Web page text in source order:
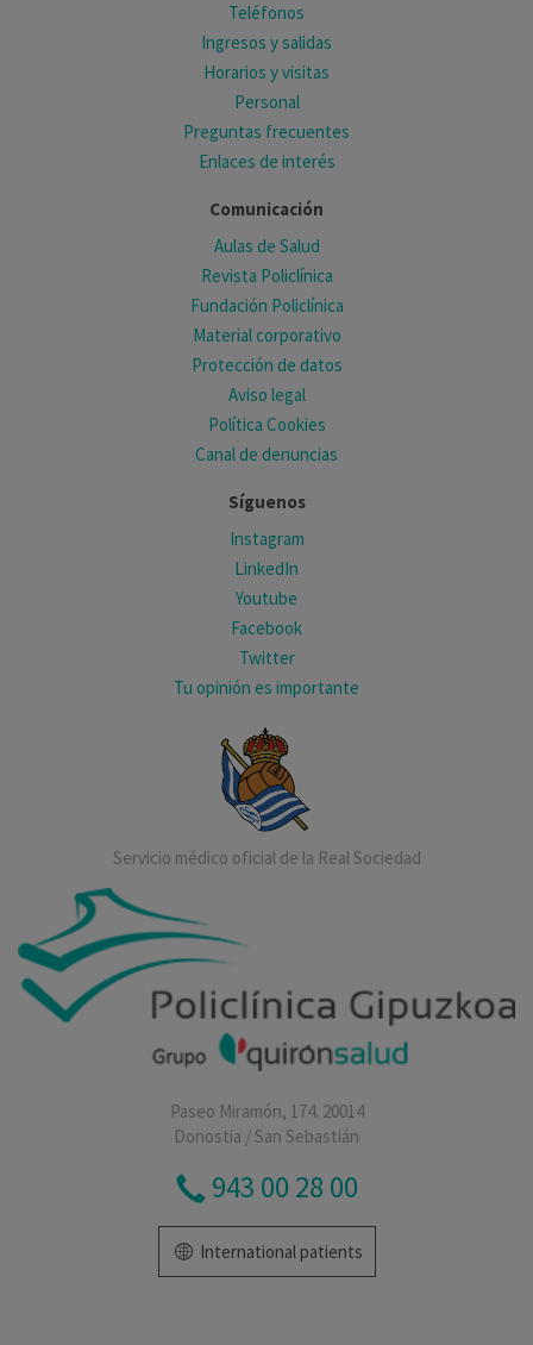
Teléfonos
Ingresos y salidas
Horarios y visitas
Personal
Preguntas frecuentes
Enlaces de interés
Comunicación
Aulas de Salud
Revista Policlínica
Fundación Policlínica
Material corporativo
Protección de datos
Aviso legal
Política Cookies
Canal de denuncias
Síguenos
Instagram
LinkedIn
Youtube
Facebook
Twitter
Tu opinión es importante
Servicio médico oficial de la Real Sociedad
Paseo Miramón, 174. 20014
Donostia / San Sebastián
943 00 28 00
International patients